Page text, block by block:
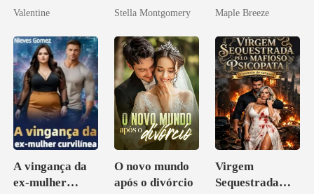
inesperada da
esposa
Valentine Stella Montgomery
vida e um
Maple Breeze
A vingança da
ex-mulher
O novo mundo
após o divórcio
Virgem
Sequestrada